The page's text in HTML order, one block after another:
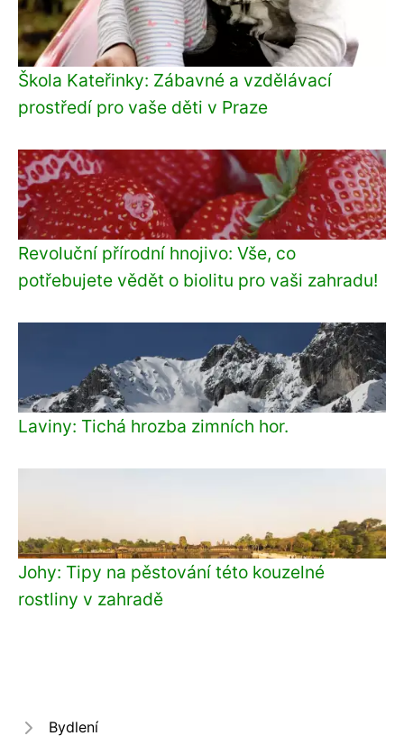
Škola Kateřinky: Zábavné a vzdělávací
prostředí pro vaše děti v Praze
Revoluční přírodní hnojivo: Vše, co
potřebujete vědět o biolitu pro vaši zahradu!
Laviny: Tichá hrozba zimních hor.
Johy: Tipy na pěstování této kouzelné
rostliny v zahradě
Bydlení